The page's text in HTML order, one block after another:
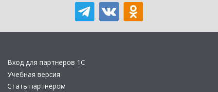
Вход для партнеров 1С
Учебная версия
Стать партнером